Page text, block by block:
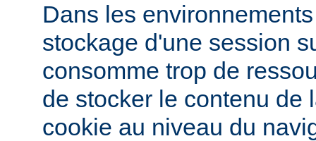
Dans les
stockage d'une session
consomme trop de
de stocker le contenu de
cookie au niveau du